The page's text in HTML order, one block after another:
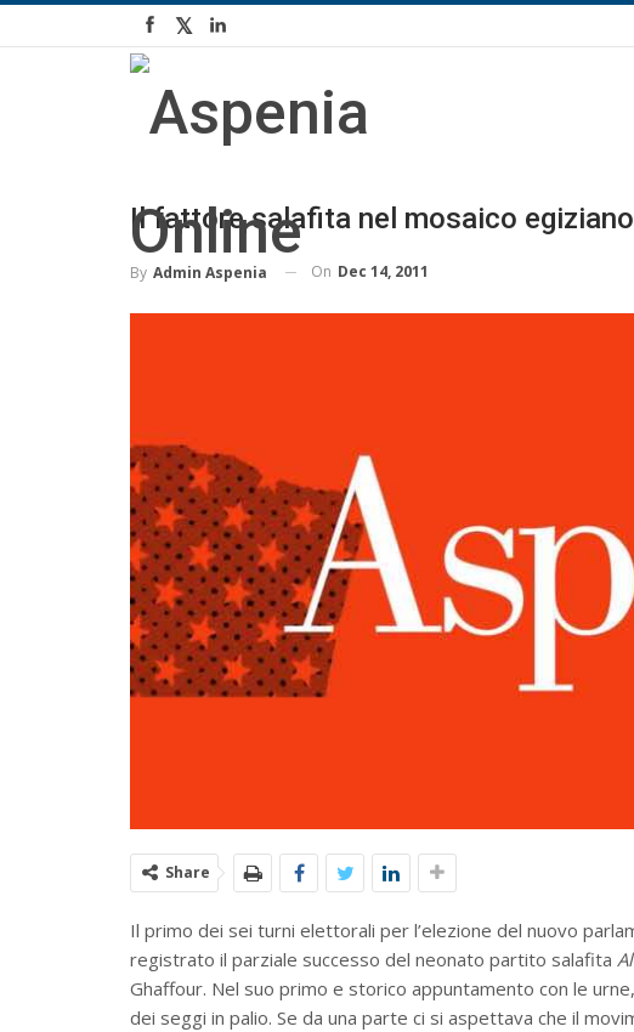
Il fattore salafita nel mosaico egiziano
By Admin Aspenia On Dec 14, 2011
Share
Il primo dei sei turni elettorali per l’elezione del nuovo
registrato il parziale successo del neonato partito salafita Al
Ghaffour. Nel suo primo e storico appuntamento con le
dei seggi in palio. Se da una parte ci si aspettava che il